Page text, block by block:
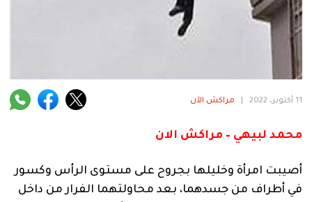
فنية
منوعة
آراء
11 أكتوبر، 2022 مراكش الآن
محمد لبيهي – مراكش الان
أصيبت امرأة وخليلها بجروح على مستوى الرأس وكسور
في أطراف من جسدهما، بعد محاولتهما الفرار من داخل